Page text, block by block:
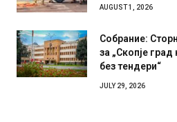
AUGUST 1, 2026
Собрание:
за „Скопје град
без тендери“
JULY 29, 2026